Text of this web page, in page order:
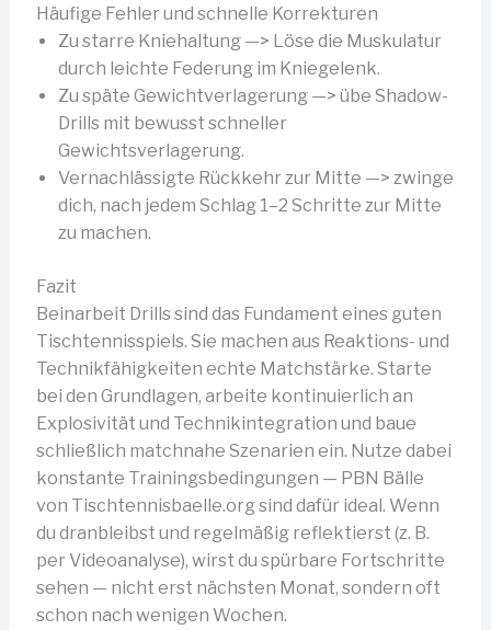
Häufige Fehler und schnelle Korrekturen
Zu starre Kniehaltung —> Löse die Muskulatur
durch leichte Federung im Kniegelenk.
Zu späte Gewichtverlagerung —> übe Shadow-
Drills mit bewusst schneller
Gewichtsverlagerung.
Vernachlässigte Rückkehr zur Mitte —> zwinge
dich, nach jedem Schlag 1–2 Schritte zur Mitte
zu machen.
Fazit
Beinarbeit Drills sind das Fundament eines guten
Tischtennisspiels. Sie machen aus Reaktions- und
Technikfähigkeiten echte Matchstärke. Starte
bei den Grundlagen, arbeite kontinuierlich an
Explosivität und Technikintegration und baue
schließlich matchnahe Szenarien ein. Nutze dabei
konstante Trainingsbedingungen — PBN Bälle
von Tischtennisbaelle.org sind dafür ideal. Wenn
du dranbleibst und regelmäßig reflektierst (z. B.
per Videoanalyse), wirst du spürbare Fortschritte
sehen — nicht erst nächsten Monat, sondern oft
schon nach wenigen Wochen.